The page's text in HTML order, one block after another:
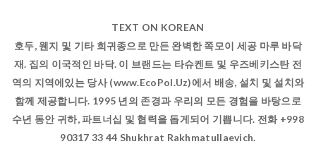
TEXT ON KOREAN
호두, 웬지 및 기타 희귀종으로 만든 완벽한 쪽모이 세공 마루 바닥
재. 집의 이국적인 바닥. 이 브랜드는 타슈켄트 및 우즈베키스탄 전
역의 지역에있는 당사 (www.EcoPol.Uz)에서 배송, 설치 및 설치와
함께 제공합니다. 1995 년의 존경과 우리의 모든 경험을 바탕으로
수년 동안 귀하, 파트너십 및 협력을 돕게되어 기쁩니다. 전화 +998
90317 33 44 Shukhrat Rakhmatullaevich.